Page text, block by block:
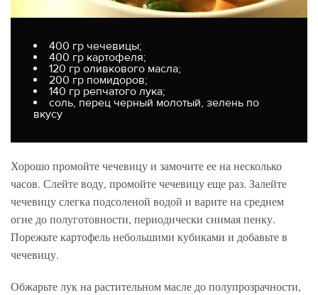
400 гр чечевицы;
400 гр картофеля;
120 гр оливкового масла;
200 гр помидоров;
140 гр репчатого лука;
соль, перец черный молотый, зелень по
вкусу
Хорошо промойте чечевицу и замочите ее на несколько
часов. Слейте воду, промойте чечевицу еще раз. Залейте
чечевицу слегка подсоленой водой и варите на среднем
огне до полуготовности, периодически снимая пенку.
Порежьте картофель небольшими кубиками и добавьте в
чечевицу.
Обжарьте лук на растительном масле до полупрозрачности,